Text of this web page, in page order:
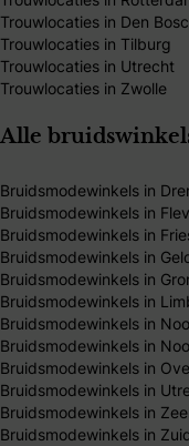
Trouwlocaties in Den
Trouwlocaties in Tilburg
Trouwlocaties in Utrecht
Trouwlocaties in Zwolle
Alle
Bruidsmodewinkels in
Bruidsmodewinkels in
Bruidsmodewinkels in
Bruidsmodewinkels in
Bruidsmodewinkels in
Bruidsmodewinkels in
Bruidsmodewinkels in
Bruidsmodewinkels in
Bruidsmodewinkels in
Bruidsmodewinkels in
Bruidsmodewinkels in
Bruidsmodewinkels in